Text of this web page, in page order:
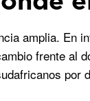
amplia. En
frente al
por